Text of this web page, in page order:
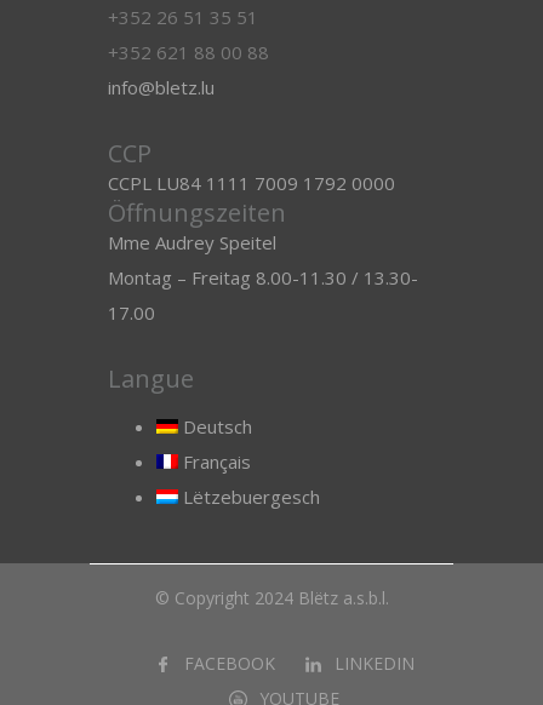
+352 26 51 35 51
+352 621 88 00 88
info@bletz.lu
CCP
CCPL LU84 1111 7009 1792 0000
Öffnungszeiten
Mme Audrey Speitel
Montag – Freitag 8.00-11.30 / 13.30-
17.00
Langue
Deutsch
Français
Lëtzebuergesch
© Copyright 2024 Blëtz a.s.b.l.
FACEBOOK
LINKEDIN
YOUTUBE